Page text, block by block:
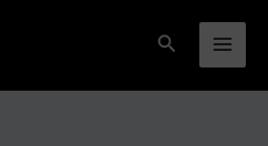
Suchen